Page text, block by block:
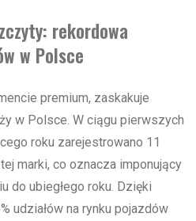
rekordowa
w Polsce
premium, zaskakuje
w Polsce. W ciągu pierwszych
roku zarejestrowano 11
marki, co oznacza imponujący
do ubiegłego roku. Dzięki
udziałów na rynku pojazdów